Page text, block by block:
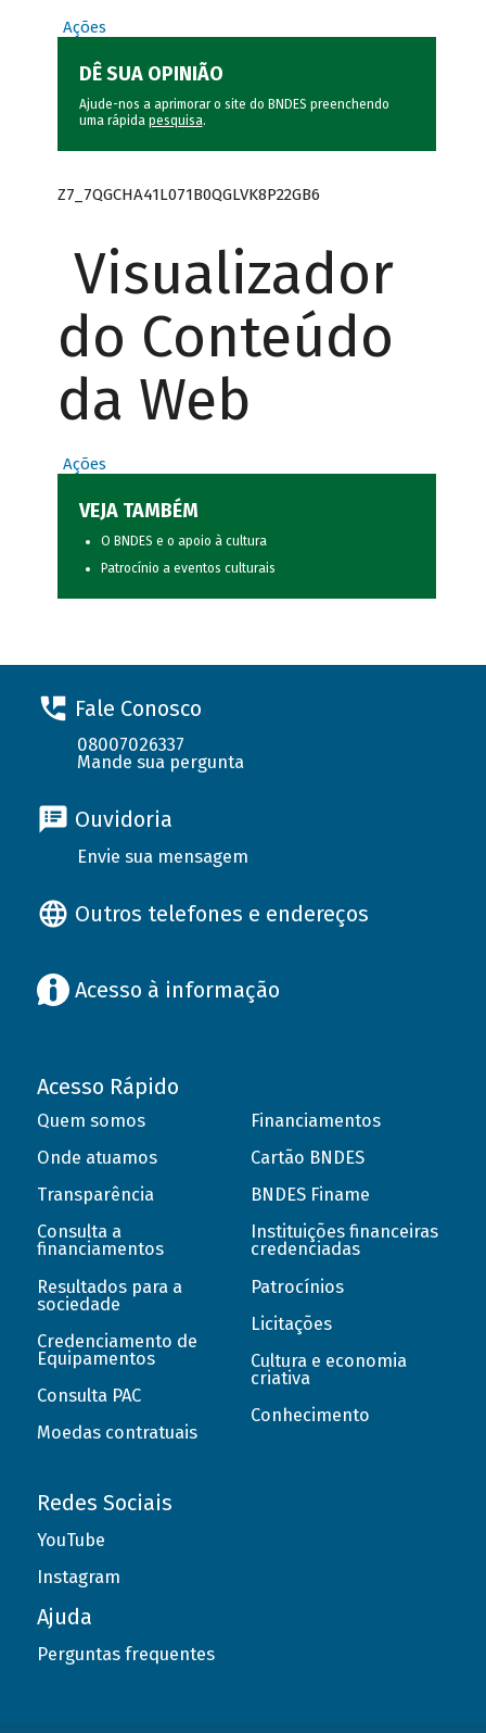
Ações
DÊ SUA OPINIÃO
Ajude-nos a aprimorar o site do BNDES preenchendo
uma rápida pesquisa.
Z7_7QGCHA41L071B0QGLVK8P22GB6
Visualizador
do Conteúdo
da Web
Ações
VEJA TAMBÉM
O BNDES e o apoio à cultura
Patrocínio a eventos culturais
Fale Conosco
08007026337
Mande sua pergunta
Ouvidoria
Envie sua mensagem
Outros telefones e endereços
Acesso à informação
Acesso Rápido
Quem somos
Onde atuamos
Transparência
Consulta a
financiamentos
Resultados para a
sociedade
Credenciamento de
Equipamentos
Consulta PAC
Moedas contratuais
Financiamentos
Cartão BNDES
BNDES Finame
Instituições financeiras
credenciadas
Patrocínios
Licitações
Cultura e economia
criativa
Conhecimento
Redes Sociais
YouTube
Instagram
Ajuda
Perguntas frequentes